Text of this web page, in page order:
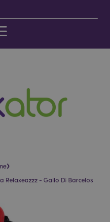
›
Relaxeazzz - Gallo Di Barcelos